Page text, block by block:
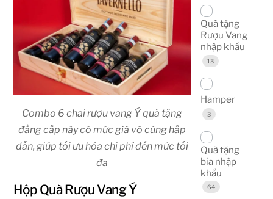
Combo 6 chai rượu vang Ý quà tặng
đẳng cấp này có mức giá vô cùng hấp
dẫn, giúp tối ưu hóa chi phí đến mức tối
đa
Hộp Quà Rượu Vang Ý
Quà tặng
Rượu Vang
nhập khẩu
13
Hamper
3
Quà tặng
bia nhập
khẩu
64